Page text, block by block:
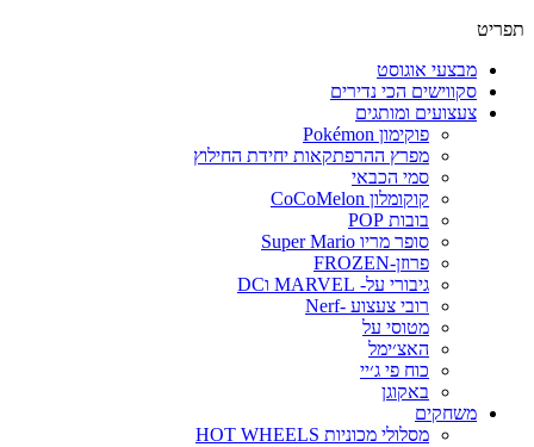
מבצעי אוגוסט
סקווישים הכי נדירים
צעצועים ומותגים
פוקימון Pokémon
מפרץ ההרפתקאות יחידת החילוץ
סמי הכבאי
קוקומלון CoCoMelon
בובות POP
סופר מריו Super Mario
פרוזן-FROZEN
גיבורי על- MARVEL וDC
רובי צעצוע -Nerf
מטוסי על
האצ׳ימל
כוח פי ג׳יי
באקוגן
משחקים
מסלולי מכוניות HOT WHEELS